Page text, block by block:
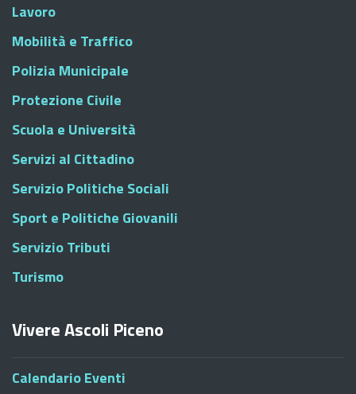
Lavoro
Mobilità e Traffico
Polizia Municipale
Protezione Civile
Scuola e Università
Servizi al Cittadino
Servizio Politiche Sociali
Sport e Politiche Giovanili
Servizio Tributi
Turismo
Vivere Ascoli Piceno
Calendario Eventi